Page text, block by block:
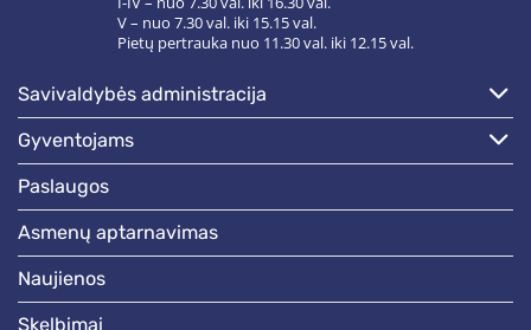
V – nuo 7.30 val. iki 15.15 val.
Pietų pertrauka nuo 11.30 val. iki 12.15 val.
savivaldybės administracija
gyventojams
paslaugos
asmenų aptarnavimas
naujienos
skelbimai